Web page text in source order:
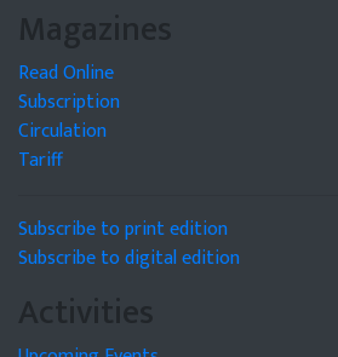
Magazines
Read Online
Subscription
Circulation
Tariff
Subscribe to print edition
Subscribe to digital edition
Activities